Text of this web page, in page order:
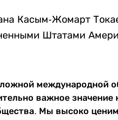
Касым-Жомарт
Штатами
международной
важное значение
Мы высоко